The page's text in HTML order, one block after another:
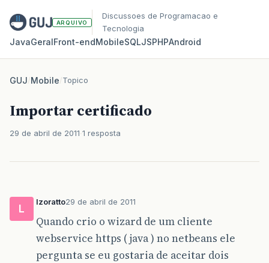
ARQUIVO
Discussoes de Programacao e
Tecnologia
JavaGeralFront‑endMobileSQLJSPHPAndroid
GUJ/Mobile/Topico
Importar certificado
29 de abril de 2011 1 resposta
L
lzoratto29 de abril de 2011
Quando crio o wizard de um cliente
webservice https ( java ) no netbeans ele
pergunta se eu gostaria de aceitar dois